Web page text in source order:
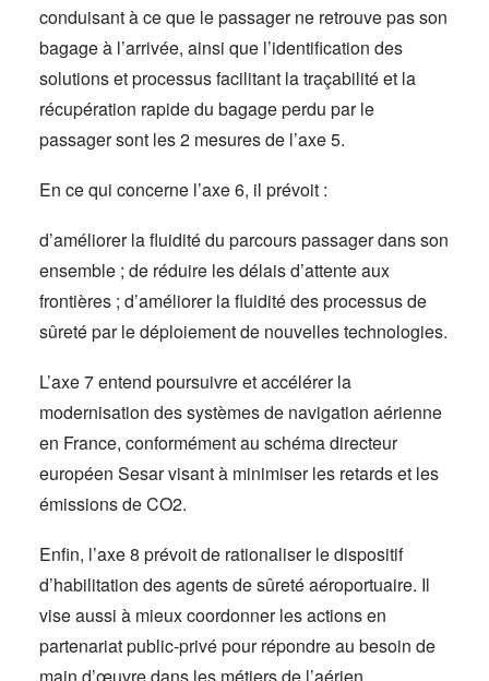
conduisant à ce que le passager ne retrouve pas son
bagage à l’arrivée, ainsi que l’identification des
solutions et processus facilitant la traçabilité et la
récupération rapide du bagage perdu par le
passager sont les 2 mesures de l’axe 5.
En ce qui concerne l’axe 6, il prévoit :
d’améliorer la fluidité du parcours passager dans son
ensemble ; de réduire les délais d’attente aux
frontières ; d’améliorer la fluidité des processus de
sûreté par le déploiement de nouvelles technologies.
L’axe 7 entend poursuivre et accélérer la
modernisation des systèmes de navigation aérienne
en France, conformément au schéma directeur
européen Sesar visant à minimiser les retards et les
émissions de CO2.
Enfin, l’axe 8 prévoit de rationaliser le dispositif
d’habilitation des agents de sûreté aéroportuaire. Il
vise aussi à mieux coordonner les actions en
partenariat public-privé pour répondre au besoin de